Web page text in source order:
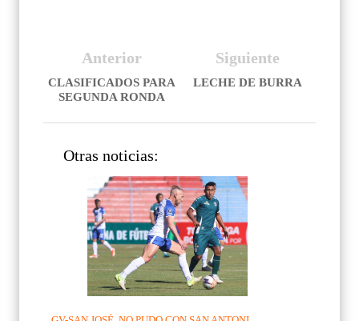
Siguiente
LECHE DE BURRA
Anterior
CLASIFICADOS PARA
SEGUNDA RONDA
Otras noticias: